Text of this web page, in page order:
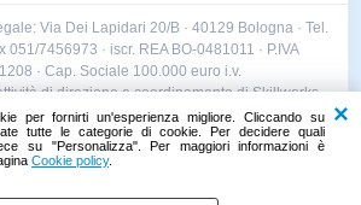
per fornirti un'esperienza migliore. Cliccando su
tutte le categorie di cookie. Per decidere quali
su "Personalizza". Per maggiori informazioni è
Cookie policy.
Via Dei Lapidari 20/B · 40129 Bologna · Tel.
051/7456973 · iscr. REA BO-0481011 · P.IVA
· Cap. Sociale 100.000 euro i.v.
di direzione e coordinamento di Skillworks
Via Vittorio Emanuele II 28 · Roncadelle (BS)
- C.F. 04151440981